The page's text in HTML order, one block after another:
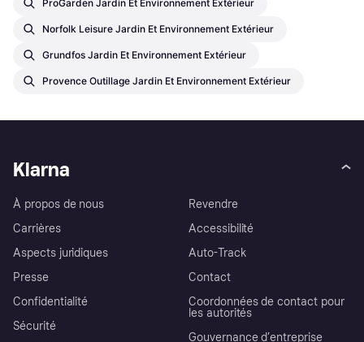
ProGarden Jardin Et Environnement Extérieur
Norfolk Leisure Jardin Et Environnement Extérieur
Grundfos Jardin Et Environnement Extérieur
Provence Outillage Jardin Et Environnement Extérieur
Klarna
À propos de nous
Carrières
Aspects juridiques
Presse
Confidentialité
Sécurité
Revendre
Accessibilité
Auto-Track
Contact
Coordonnées de contact pour
les autorités
Gouvernance d’entreprise